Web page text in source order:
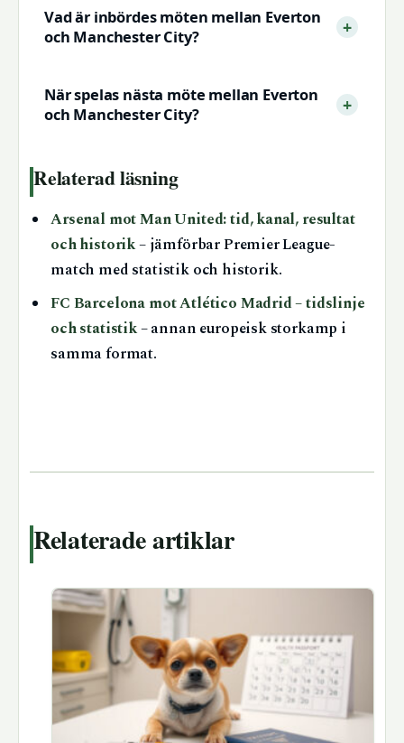
Vad är inbördes möten mellan Everton
och Manchester City?
När spelas nästa möte mellan Everton
och Manchester City?
Relaterad läsning
Arsenal mot Man United: tid, kanal, resultat
och historik– jämförbar Premier League-
match med statistik och historik.
FC Barcelona mot Atlético Madrid – tidslinje
och statistik– annan europeisk storkamp i
samma format.
Relaterade artiklar